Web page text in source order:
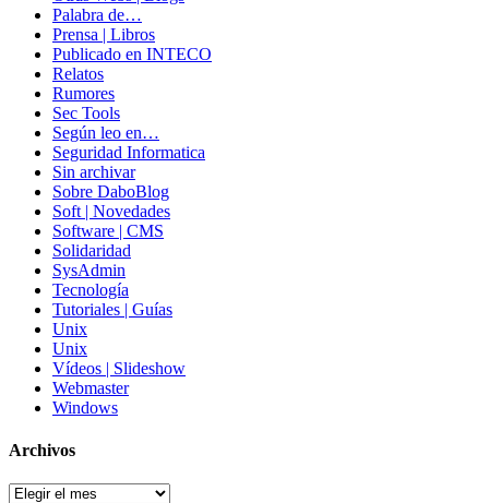
Palabra de…
Prensa | Libros
Publicado en INTECO
Relatos
Rumores
Sec Tools
Según leo en…
Seguridad Informatica
Sin archivar
Sobre DaboBlog
Soft | Novedades
Software | CMS
Solidaridad
SysAdmin
Tecnología
Tutoriales | Guías
Unix
Unix
Vídeos | Slideshow
Webmaster
Windows
Archivos
Archivos